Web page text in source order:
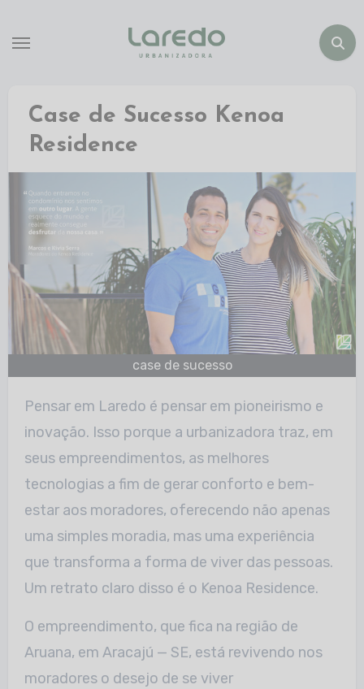
Case de Sucesso Kenoa
Residence
case de sucesso
Pensar em Laredo é pensar em pioneirismo e
inovação. Isso porque a urbanizadora traz, em
seus empreendimentos, as melhores
tecnologias a fim de gerar conforto e bem-
estar aos moradores, oferecendo não apenas
uma simples moradia, mas uma experiência
que transforma a forma de viver das pessoas.
Um retrato claro disso é o Kenoa Residence.
O empreendimento, que fica na região de
Aruana, em Aracajú — SE, está revivendo nos
moradores o desejo de se viver